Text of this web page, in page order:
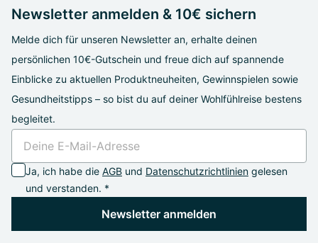
Newsletter anmelden & 10€ sichern
Melde dich für unseren Newsletter an, erhalte deinen
persönlichen 10€-Gutschein und freue dich auf spannende
Einblicke zu aktuellen Produktneuheiten, Gewinnspielen sowie
Gesundheitstipps – so bist du auf deiner Wohlfühlreise bestens
begleitet.
Ja, ich habe die AGB und Datenschutzrichtlinien gelesen
und verstanden. *
Newsletter anmelden